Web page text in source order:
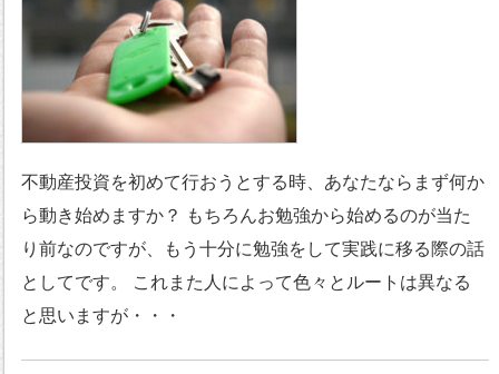
不動産投資を初めて行おうとする時、あなたならまず何か
ら動き始めますか？ もちろんお勉強から始めるのが当た
り前なのですが、もう十分に勉強をして実践に移る際の話
としてです。 これまた人によって色々とルートは異なる
と思いますが・・・